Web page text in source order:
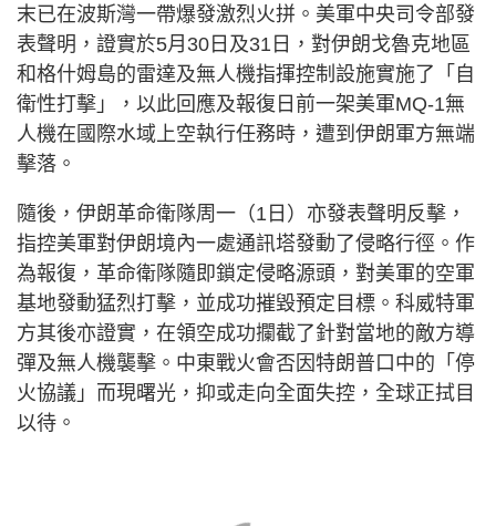
末已在波斯灣一帶爆發激烈火拼。美軍中央司令部發
表聲明，證實於5月30日及31日，對伊朗戈魯克地區
和格什姆島的雷達及無人機指揮控制設施實施了「自
衛性打擊」，以此回應及報復日前一架美軍MQ-1無
人機在國際水域上空執行任務時，遭到伊朗軍方無端
擊落。
隨後，伊朗革命衛隊周一（1日）亦發表聲明反擊，
指控美軍對伊朗境內一處通訊塔發動了侵略行徑。作
為報復，革命衛隊隨即鎖定侵略源頭，對美軍的空軍
基地發動猛烈打擊，並成功摧毀預定目標。科威特軍
方其後亦證實，在領空成功攔截了針對當地的敵方導
彈及無人機襲擊。中東戰火會否因特朗普口中的「停
火協議」而現曙光，抑或走向全面失控，全球正拭目
以待。